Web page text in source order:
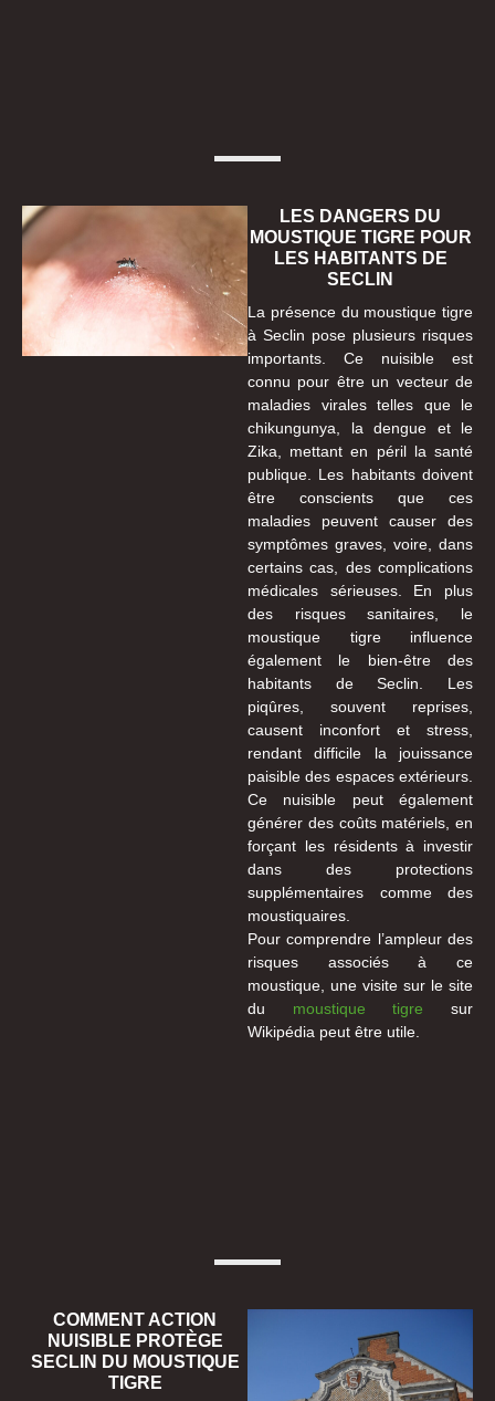
LES DANGERS DU
MOUSTIQUE TIGRE POUR
LES HABITANTS DE
SECLIN
La présence du moustique tigre
à Seclin pose plusieurs risques
importants. Ce nuisible est
connu pour être un vecteur de
maladies virales telles que le
chikungunya, la dengue et le
Zika, mettant en péril la santé
publique. Les habitants doivent
être conscients que ces
maladies peuvent causer des
symptômes graves, voire, dans
certains cas, des complications
médicales sérieuses. En plus
des risques sanitaires, le
moustique tigre influence
également le bien-être des
habitants de Seclin. Les
piqûres, souvent reprises,
causent inconfort et stress,
rendant difficile la jouissance
paisible des espaces extérieurs.
Ce nuisible peut également
générer des coûts matériels, en
forçant les résidents à investir
dans des protections
supplémentaires comme des
moustiquaires.
Pour comprendre l’ampleur des
risques associés à ce
moustique, une visite sur le site
du moustique tigre sur
Wikipédia peut être utile.
COMMENT ACTION
NUISIBLE PROTÈGE
SECLIN DU MOUSTIQUE
TIGRE